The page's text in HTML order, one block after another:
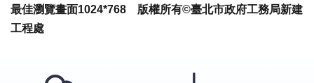
最佳瀏覽畫面1024*768 版權所有©臺北市政府工務局新建
工程處